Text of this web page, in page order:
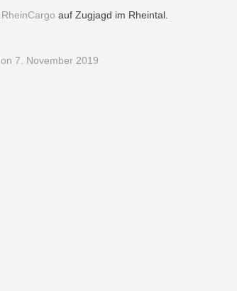
RheinCargo auf Zugjagd im Rheintal.
on 7. November 2019